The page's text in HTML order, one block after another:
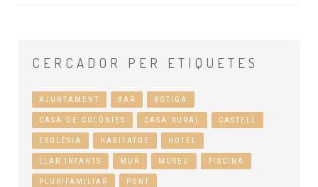
CERCADOR PER ETIQUETES
AJUNTAMENT BAR BOTIGA
CASA DE COLÒNIES CASA RURAL CASTELL
ESGLÉSIA HABITATGE HOTEL
LLAR INFANTS MUR MUSEU PISCINA
PLURIFAMILIAR PONT